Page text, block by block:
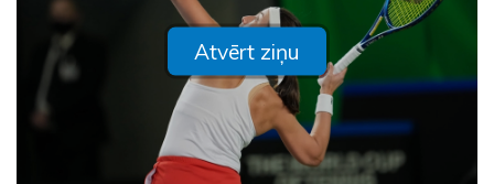
Atvērt ziņu